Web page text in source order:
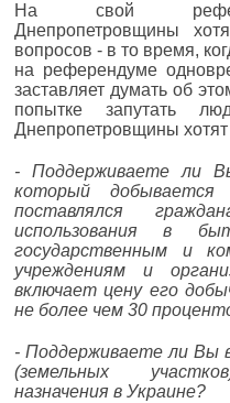
На свой
Днепропетровщины
вопросов - в то время,
на референдуме
заставляет думать об
попытке запутать
Днепропетровщины хотят
- Поддерживаете ли
который
поставлялся
использования в
государственным и
учреждениям и
включает цену его
не более чем 30
- Поддерживаете ли Вы
(земельных
назначения в Украине?